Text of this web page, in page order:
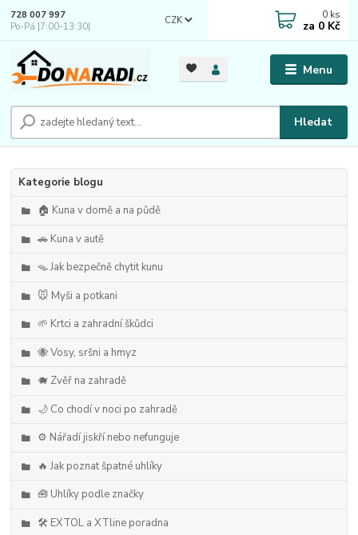
Menu
CZK
Hledat
728 007 997
Po-Pá |7:00-13:30|
0 ks
za 0 Kč
Kategorie blogu
🏠 Kuna v domě a na půdě
🚗 Kuna v autě
🪤 Jak bezpečně chytit kunu
🐭 Myši a potkani
🌱 Krtci a zahradní škůdci
🐝 Vosy, sršni a hmyz
🐗 Zvěř na zahradě
🌙 Co chodí v noci po zahradě
⚙️ Nářadí jiskří nebo nefunguje
🔥 Jak poznat špatné uhlíky
🧰 Uhlíky podle značky
🛠️ EXTOL a XTline poradna